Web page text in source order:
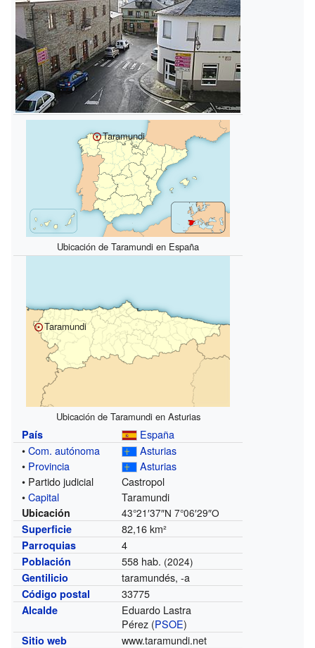
Taramundi
Ubicación de Taramundi en España
Taramundi
Ubicación de Taramundi en Asturias
País
España
•Com. autónoma
Asturias
• Provincia
Asturias
• Partido judicial
Castropol
•Capital Taramundi
Ubicación 43°21′37″N 7°06′29″O
Superficie
82,16 km²
Parroquias 4
Población 558 hab. (2024)
Gentilicio
taramundés, -a
Código postal 33775
Alcalde
Eduardo Lastra
Pérez (PSOE)
Sitio web www.taramundi.net